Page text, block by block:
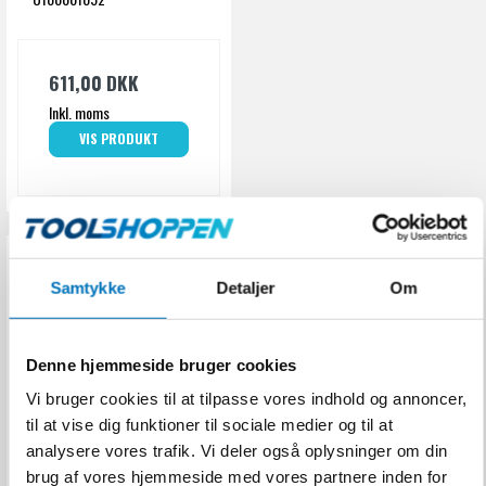
Samtykke Detaljer Om
Denne hjemmeside bruger cookies
Vi bruger cookies til at tilpasse vores indhold og annoncer,
til at vise dig funktioner til sociale medier og til at
analysere vores trafik. Vi deler også oplysninger om din
brug af vores hjemmeside med vores partnere inden for
611,00 DKK
Inkl. moms
VIS PRODUKT